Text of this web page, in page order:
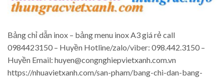
Bảng chỉ dẫn inox – bảng menu inox A3 giá rẻ call
0984423150 – Huyền Hotline/zalo/viber: 098.442.3150 –
Huyền Email: huyen@congnghiepvietxanh.com.vn
https://nhuavietxanh.com/san-pham/bang-chi-dan-bang-